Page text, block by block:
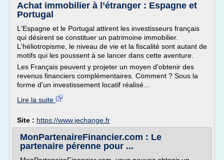
Achat immobilier à l’étranger : Espagne et
Portugal
L'Espagne et le Portugal attirent les investisseurs français
qui désirent se constituer un patrimoine immobilier.
L'héliotropisme, le niveau de vie et la fiscalité sont autant de
motifs qui les poussent à se lancer dans cette aventure.
Les Français peuvent y projeter un moyen d'obtenir des
revenus financiers complémentaires. Comment ? Sous la
forme d'un investissement locatif réalisé...
Lire la suite
Site : https://www.jechange.fr
MonPartenaireFinancier.com : Le
partenaire pérenne pour ...